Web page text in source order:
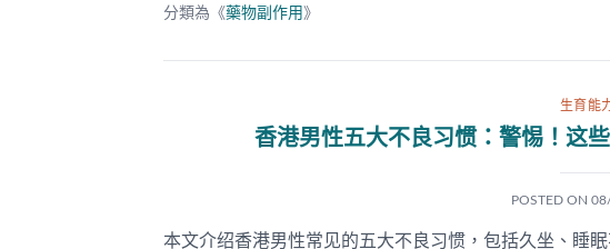
分類為《藥物副作用 》
生育能
香港男性五大不良习惯：警惕！这
POSTED ON
本文介绍香港男性常见的五大不良习惯，包括久坐、睡